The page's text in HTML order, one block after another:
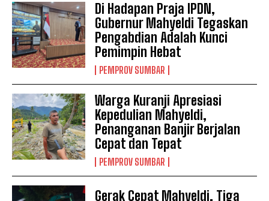
Di Hadapan Praja IPDN,
Gubernur Mahyeldi Tegaskan
Pengabdian Adalah Kunci
Pemimpin Hebat
PEMPROV SUMBAR
Warga Kuranji Apresiasi
Kepedulian Mahyeldi,
Penanganan Banjir Berjalan
Cepat dan Tepat
PEMPROV SUMBAR
Gerak Cepat Mahyeldi, Tiga